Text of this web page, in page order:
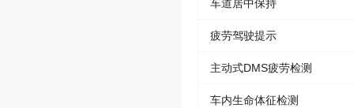
车道居中保持
疲劳驾驶提示
主动式DMS疲劳检测
车内生命体征检测